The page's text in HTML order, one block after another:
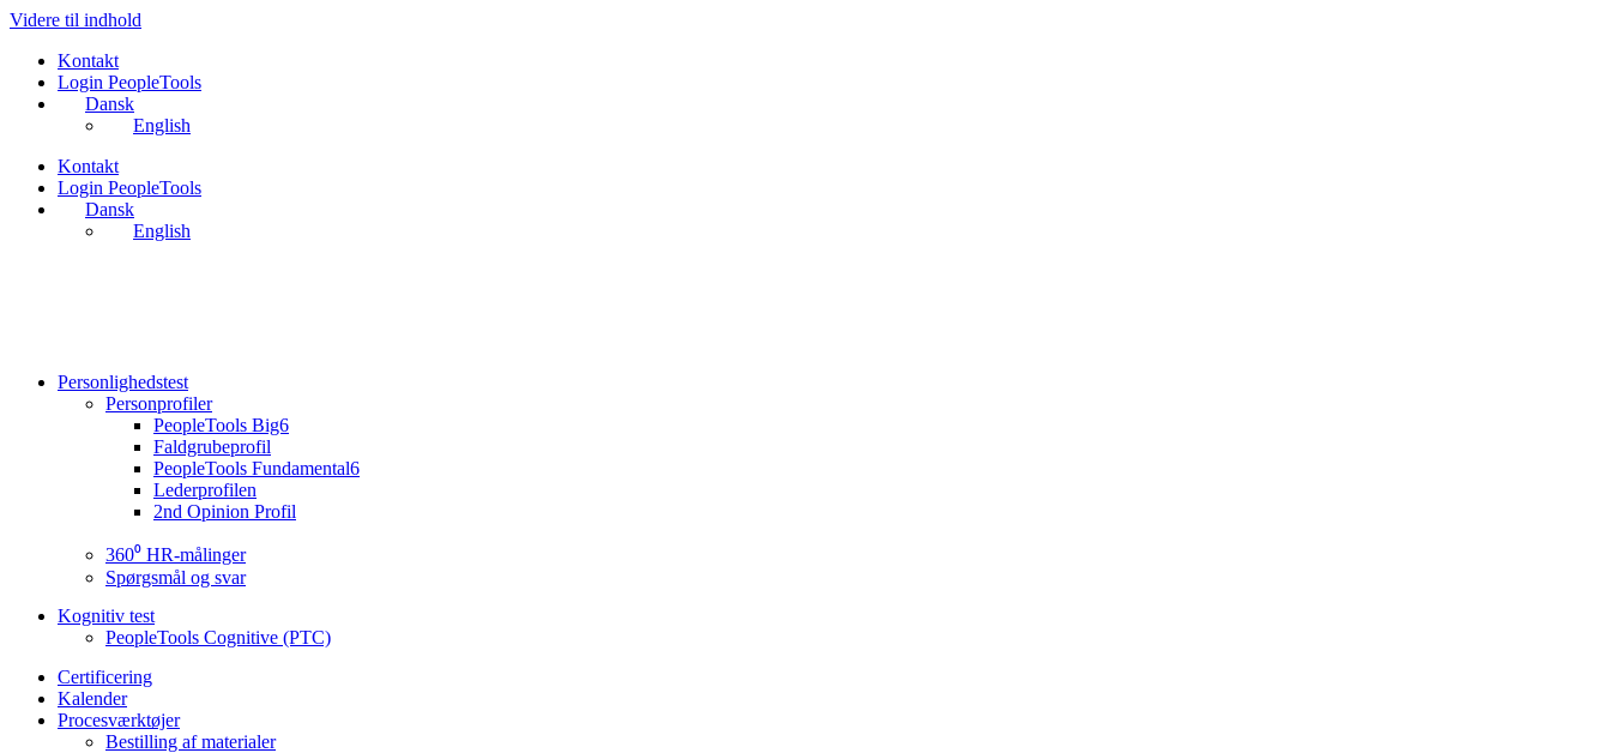
Videre til indhold
Kontakt
Login PeopleTools
Dansk
English
Kontakt
Login PeopleTools
Dansk
English
Personlighedstest
Personprofiler
PeopleTools Big6
Faldgrubeprofil
PeopleTools Fundamental6
Lederprofilen
2nd Opinion Profil
360⁰ HR-målinger
Spørgsmål og svar
Kognitiv test
PeopleTools Cognitive (PTC)
Certificering
Kalender
Procesværktøjer
Bestilling af materialer